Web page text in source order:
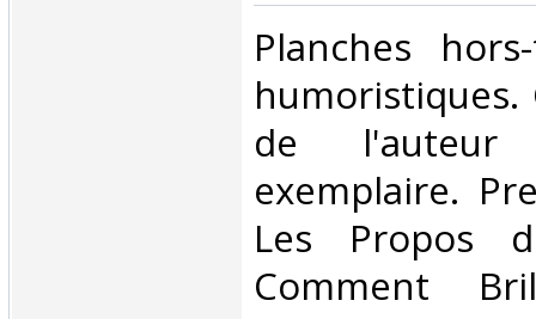
‎Planches
de
exemplaire.
Les Propos
Comment